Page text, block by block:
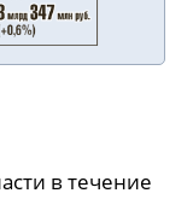
в течение